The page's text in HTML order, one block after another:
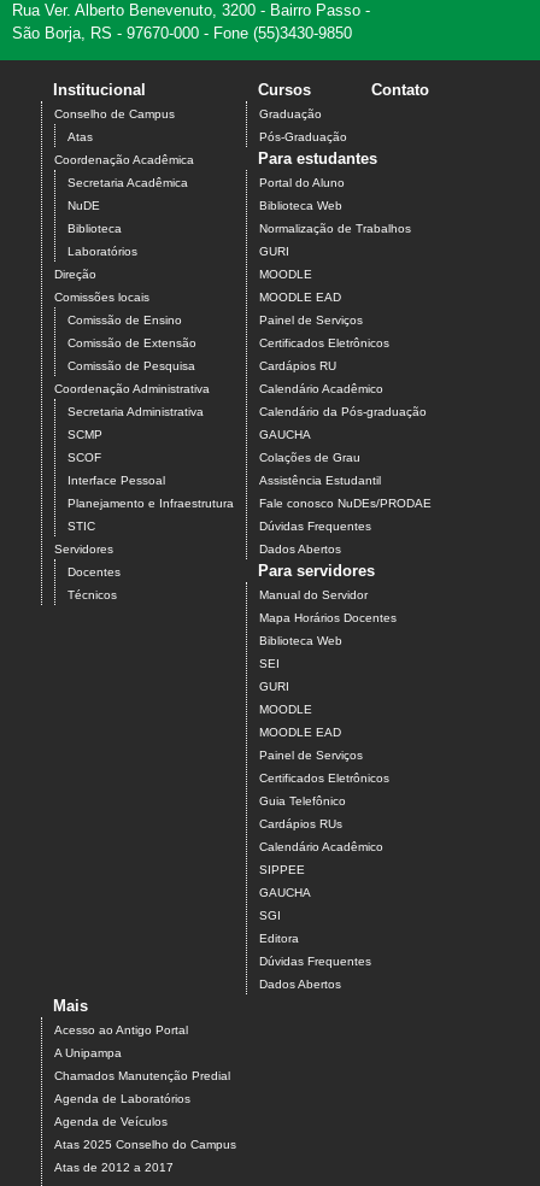
Rua Ver. Alberto Benevenuto, 3200 - Bairro Passo -
São Borja, RS - 97670-000 - Fone (55)3430-9850
Institucional
Conselho de Campus
Atas
Coordenação Acadêmica
Secretaria Acadêmica
NuDE
Biblioteca
Laboratórios
Direção
Comissões locais
Comissão de Ensino
Comissão de Extensão
Comissão de Pesquisa
Coordenação Administrativa
Secretaria Administrativa
SCMP
SCOF
Interface Pessoal
Planejamento e Infraestrutura
STIC
Servidores
Docentes
Técnicos
Cursos
Graduação
Pós-Graduação
Contato
Para estudantes
Portal do Aluno
Biblioteca Web
Normalização de Trabalhos
GURI
MOODLE
MOODLE EAD
Painel de Serviços
Certificados Eletrônicos
Cardápios RU
Calendário Acadêmico
Calendário da Pós-graduação
GAUCHA
Colações de Grau
Assistência Estudantil
Fale conosco NuDEs/PRODAE
Dúvidas Frequentes
Dados Abertos
Para servidores
Manual do Servidor
Mapa Horários Docentes
Biblioteca Web
SEI
GURI
MOODLE
MOODLE EAD
Painel de Serviços
Certificados Eletrônicos
Guia Telefônico
Cardápios RUs
Calendário Acadêmico
SIPPEE
GAUCHA
SGI
Editora
Dúvidas Frequentes
Dados Abertos
Mais
Acesso ao Antigo Portal
A Unipampa
Chamados Manutenção Predial
Agenda de Laboratórios
Agenda de Veículos
Atas 2025 Conselho do Campus
Atas de 2012 a 2017